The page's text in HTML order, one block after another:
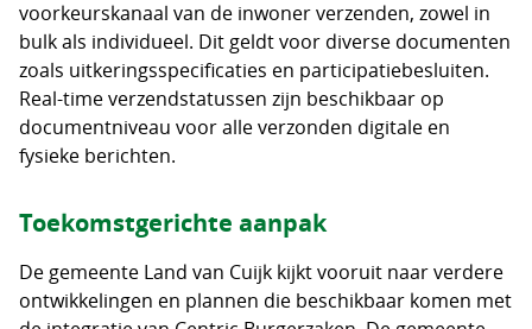
voorkeurskanaal van de inwoner verzenden, zowel in
bulk als individueel. Dit geldt voor diverse documenten
zoals uitkeringsspecificaties en participatiebesluiten.
Real-time verzendstatussen zijn beschikbaar op
documentniveau voor alle verzonden digitale en
fysieke berichten.
Toekomstgerichte aanpak
De gemeente Land van Cuijk kijkt vooruit naar verdere
ontwikkelingen en plannen die beschikbaar komen met